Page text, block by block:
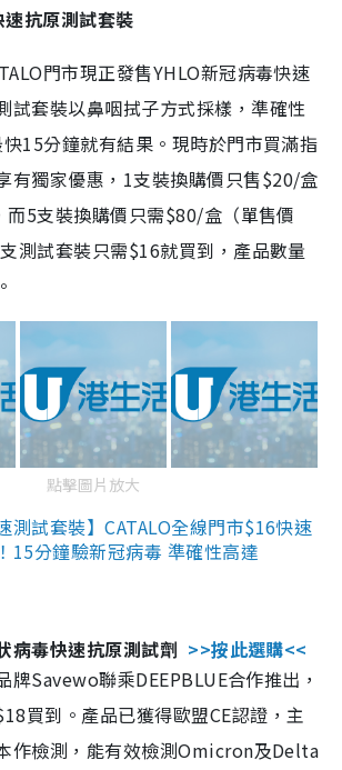
抗原測試套裝
門市現正發售YHLO新冠病毒快速
試套裝以鼻咽拭子方式採樣，準確性
15分鐘就有結果。現時於門市買滿指
有獨家優惠，1支裝換購價只售$20/盒
而5支裝換購價只需$80/盒（單售價
測試套裝只需$16就買到，產品數量
點擊圖片放大
測試套裝】CATALO全線門市$16快速
15分鐘驗新冠病毒 準確性高達
病毒快速抗原測試劑 >>按此選購<<
牌Savewo聯乘DEEPBLUE合作推出，
買到。產品已獲得歐盟CE認證，主
作檢測，能有效檢測Omicron及Delta